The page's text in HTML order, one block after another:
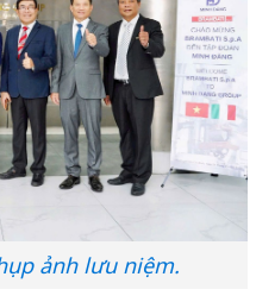
ảnh lưu niệm.